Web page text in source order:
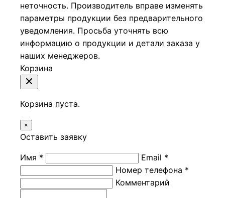
неточность. Производитель вправе изменять
параметры продукции без предварительного
уведомления. Просьба уточнять всю
информацию о продукции и детали заказа у
наших менеджеров.
Корзина
Корзина пуста.
×
Оставить заявку
Имя *
Email *
Номер телефона *
Комментарий